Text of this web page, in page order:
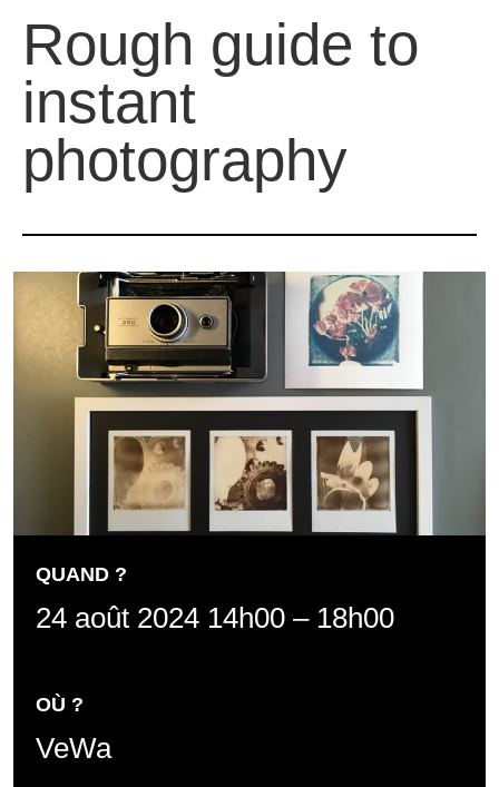
Rough guide to
instant
photography
QUAND ?
24 août 2024 14h00 – 18h00
OÙ ?
VeWa